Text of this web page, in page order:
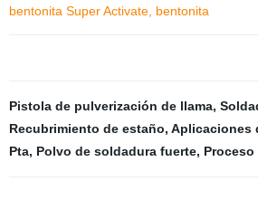
bentonita Super Activate, bentonita
Pistola de pulverización de llama,
Recubrimiento de estaño, Aplicaciones
Pta, Polvo de soldadura fuerte, Proceso